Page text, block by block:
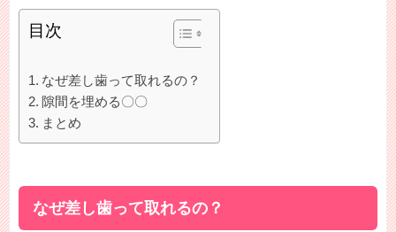
目次
なぜ差し歯って取れるの？
隙間を埋める〇〇
まとめ
なぜ差し歯って取れるの？